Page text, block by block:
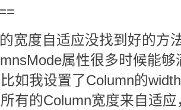
宽度自适应没找到好的方
属性很多时候能
如我设置了Column的
有的Column宽度来自适